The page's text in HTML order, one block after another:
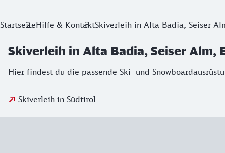
StartseiteHilfe & KontaktSkiverleih in Alta Badia, Seiser
Skiverleih in Alta Badia, Seiser Alm,
Hier findest du die passende Ski- und
Skiverleih in Südtirol